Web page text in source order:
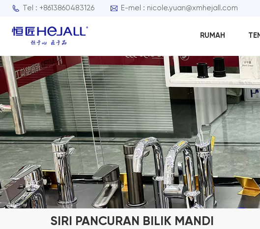
Tel : +8613860483126 E-mel : nicole.yuan@xmhejall.com
RUMAH
SIRI PANCURAN BILIK MANDI